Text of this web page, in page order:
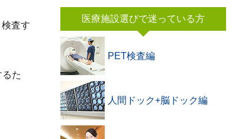
査す
た
医療施設選びで迷っている方
PET検査編
人間ドック+脳ドック編